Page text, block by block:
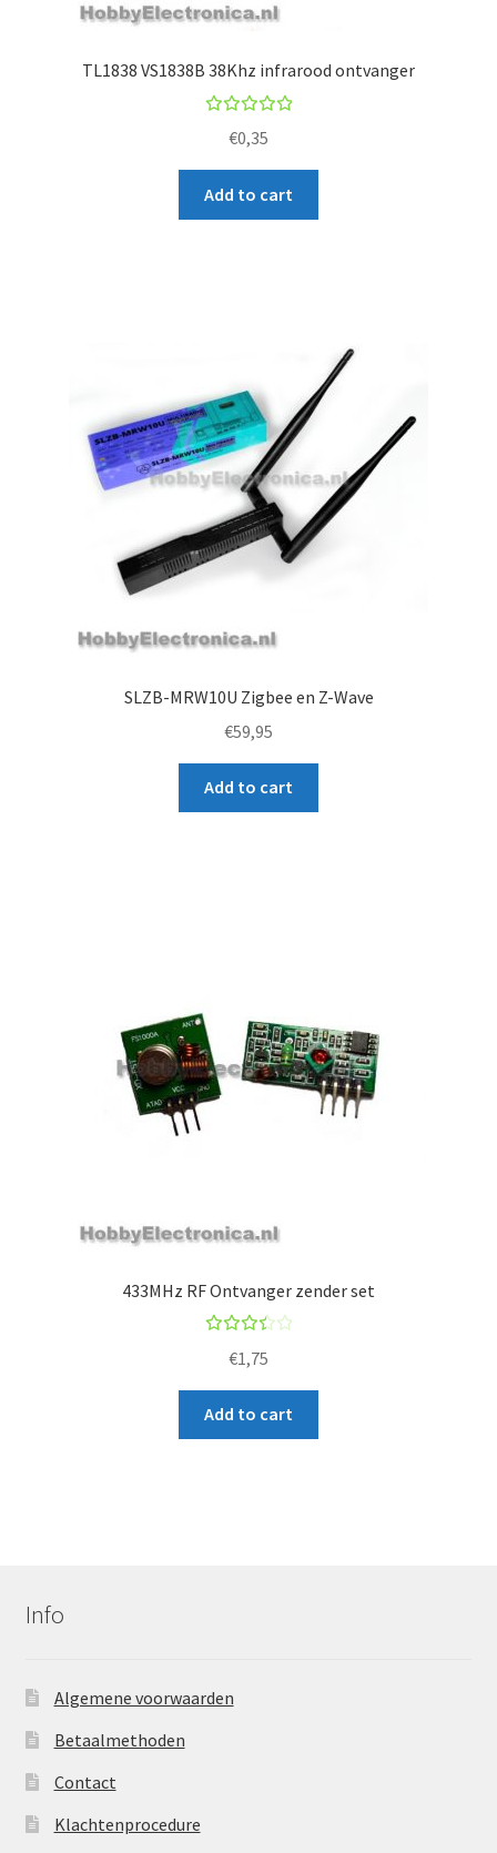
TL1838 VS1838B 38Khz infrarood ontvanger
out
of 5
€0,35
Add to cart
SLZB-MRW10U Zigbee en Z-Wave
€59,95
Add to cart
433MHz RF Ontvanger zender set
3.50
out
of 5
€1,75
Add to cart
Info
Algemene voorwaarden
Betaalmethoden
Contact
Klachtenprocedure